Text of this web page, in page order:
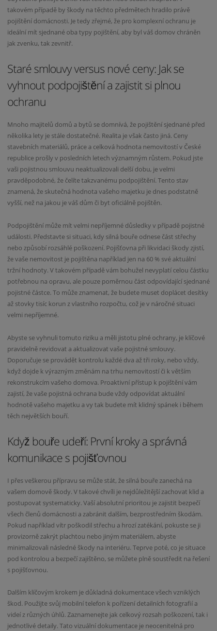
takovém případě by škody na těchto předmětech hradilo právě
pojištění domácnosti. Je tedy zřejmé, že pro komplexní ochranu je
ideální mít sjednané oba typy pojištění, aby byl váš domov chráněn
jak zvenku, tak zevnitř.
Staré smlouvy versus nové ceny: Jak se
vyhnout podpojištění a zajistit si plnou
ochranu
Mnoho majitelů domů a bytů se domnívá, že pojištění sjednané před
několika lety je stále dostatečné. Realita je však často jiná. Ceny
stavebních materiálů, práce a celková hodnota nemovitostí v České
republice prošly v posledních letech významným růstem. Pokud jste
vaši pojistnou smlouvu neaktualizovali delší dobu, je velmi
pravděpodobné, že čelíte takzvanému podpojištění. Tento stav
znamená, že skutečná hodnota vašeho majetku je dnes podstatně
vyšší, než na jakou je váš dům či byt oficiálně pojištěn.
Podpojištění může mít velmi nepříjemné důsledky v případě pojistné
události. Představte si situaci, kdy silná bouře odnese část střechy
nebo způsobí rozsáhlé poškození. Pojišťovna při likvidaci škody zjistí,
že vaše nemovitost je pojištěna například jen na 60 % své aktuální
tržní hodnoty. V takovém případě vám bohužel nevyplatí celou částku
potřebnou na opravu, ale pouze poměrnou část odpovídající sjednané
pojistné částce. To může znamenat, že budete muset doplácet desítky
až stovky tisíc korun z vlastního rozpočtu, což je v náročné situaci
velmi nepříjemné.
Abyste se vyhnuli tomuto riziku a měli jistotu plné ochrany, je klíčové
pravidelně revidovat a aktualizovat vaše pojistné smlouvy.
Doporučuje se provádět kontrolu každé dva až tři roky, nebo vždy,
když dojde k výrazným změnám na trhu nemovitostí či k větším
rekonstrukcím vašeho domova. Proaktivní přístup k pojištění vám
zajistí, že vaše pojistná ochrana bude vždy odpovídat aktuální
hodnotě vašeho majetku a vy tak budete mít klidný spánek i během
těch největších bouří.
Když bouře udeří: První kroky a správná
komunikace s pojišťovnou
I přes veškerou přípravu se může stát, že silná bouře zanechá na
vašem domově škody. V takové chvíli je nejdůležitější zachovat klid a
postupovat systematicky. Vaší absolutní prioritou je zajistit bezpečí
všech členů domácnosti a zabránit dalším, bezprostředním škodám.
Pokud například vítr poškodil střechu a hrozí zatékání, pokuste se ji
provizorně zakrýt plachtou nebo jiným materiálem, abyste
minimalizovali následné škody na interiéru. Teprve poté, co je situace
pod kontrolou a bezpečí zajištěno, se můžete plně soustředit na řešení
s pojišťovnou.
Dalším klíčovým krokem je důkladná dokumentace všech vzniklých
škod. Použijte svůj mobilní telefon k pořízení detailních fotografií a
videí z různých úhlů. Zaznamenejte jak celkový rozsah poškození, tak i
jednotlivé detaily. Tato vizuální dokumentace je neocenitelná pro